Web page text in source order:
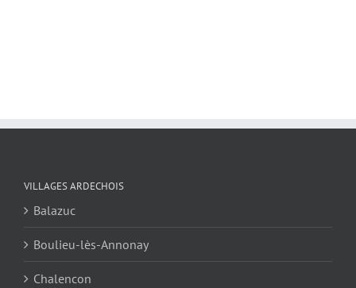
VILLAGES ARDECHOIS
Balazuc
Boulieu-lès-Annonay
Chalencon